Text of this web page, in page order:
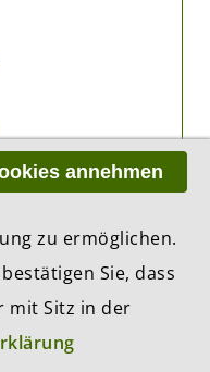
annehmen
zu ermöglichen.
Sie, dass
mit Sitz in der